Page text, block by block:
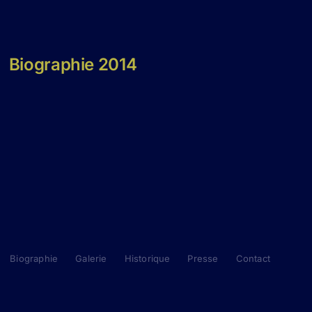
Biographie 2014
Biographie Galerie Historique Presse Contact